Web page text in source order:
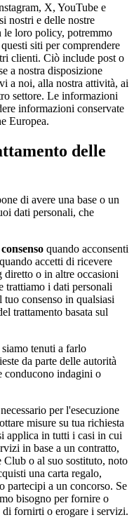
X, YouTube e
nostri e delle nostre
le loro policy, potremmo
siti per comprendere
clienti. Ciò include post o
a nostra disposizione
a noi, alla nostra attività, ai
settore. Le informazioni
informazioni conservate
Europea.
delle
di avere una base o un
dati personali, che
consenso quando acconsenti
accetti di ricevere
o in altre occasioni
trattiamo i dati personali
consenso in qualsiasi
trattamento basata sul
tenuti a farlo
da parte delle autorità
conducono indagini o
per l'esecuzione
misure su tua richiesta
applica in tutti i casi in cui
in base a un contratto,
o al suo sostituto, noto
una carta regalo,
partecipi a un concorso. Se
bisogno per fornire o
fornirti o erogare i servizi.